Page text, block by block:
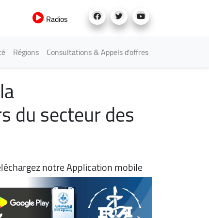
Radios
Régions Consultations & Appels d'offres
du secteur des
notre Application mobile